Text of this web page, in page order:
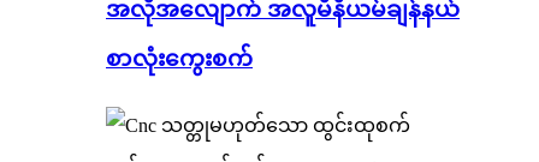
အလိုအလျောက် အလူမီနီယမ်ချန်နယ်
စာလုံးကွေးစက်